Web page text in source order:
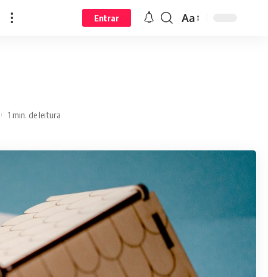
Entrar Aa
1 min. de leitura